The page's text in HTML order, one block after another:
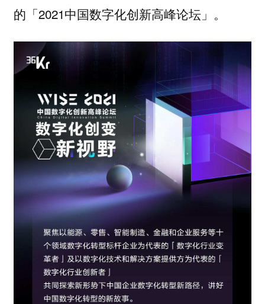
的「2021中国数字化创新高峰论坛」。